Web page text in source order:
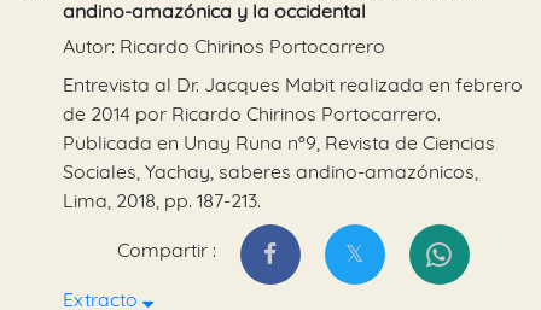
andino-amazónica y la occidental
Autor: Ricardo Chirinos Portocarrero
Entrevista al Dr. Jacques Mabit realizada en febrero
de 2014 por Ricardo Chirinos Portocarrero.
Publicada en Unay Runa nº9, Revista de Ciencias
Sociales, Yachay, saberes andino-amazónicos,
Lima, 2018, pp. 187-213.
Compartir :
Extracto